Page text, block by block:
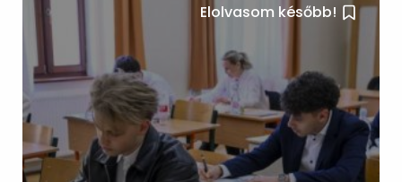
Elolvasom később!